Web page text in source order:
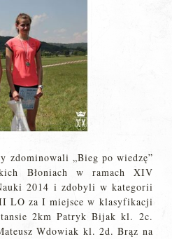
zdominowali „Bieg po wiedzę”
Błoniach w ramach XIV
2014 i zdobyli w kategorii
II LO za I miejsce w klasyfikacji
2km Patryk Bijak kl. 2c.
Wdowiak kl. 2d. Brąz na